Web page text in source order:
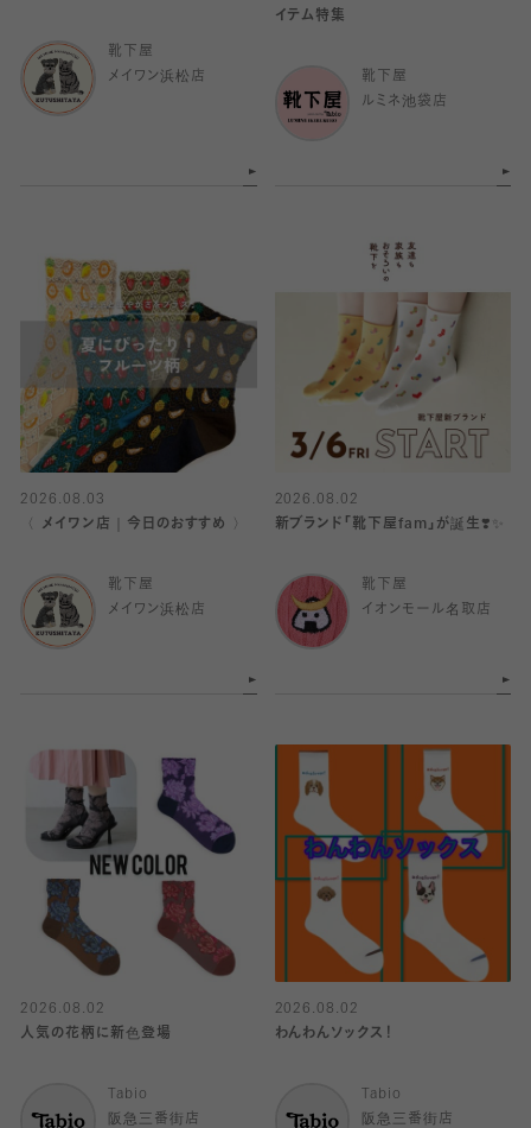
靴下屋
メイワン浜松店
イテム特集
靴下屋
ルミネ池袋店
2026.08.03
〈 メイワン店｜今日のおすすめ 〉
靴下屋
メイワン浜松店
2026.08.02
新ブランド「靴下屋fam」が誕生❣️✨
靴下屋
イオンモール名取店
2026.08.02
人気の花柄に新色登場
Tabio
阪急三番街店
2026.08.02
わんわんソックス！
Tabio
阪急三番街店